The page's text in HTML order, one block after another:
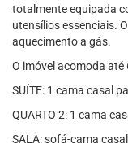
totalmente equipada
utensílios essenciais.
aquecimento a gás.
O imóvel acomoda até
SUÍTE: 1 cama casal
QUARTO 2: 1 cama
SALA: sofá-cama casal